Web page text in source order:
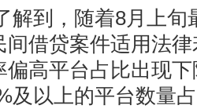
到，随着8月上旬
间借贷案件适用法
偏高平台占比出现
及以上的平台数量